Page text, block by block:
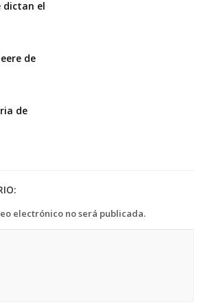
dictan el
de
de
electrónico no será publicada.